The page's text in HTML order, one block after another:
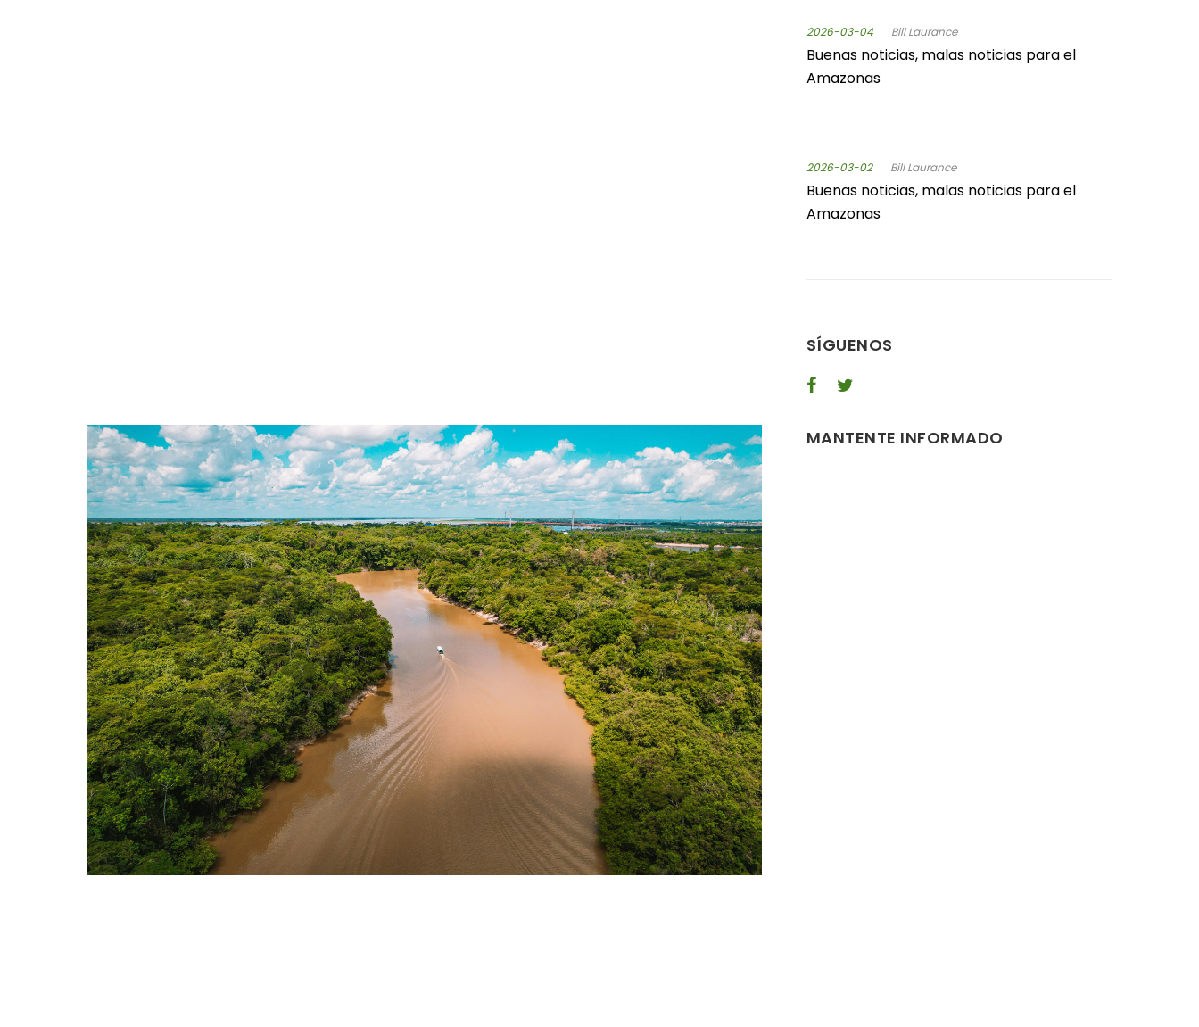
2026-03-04 Bill Laurance
Buenas noticias, malas noticias para el
Amazonas
2026-03-02 Bill Laurance
Buenas noticias, malas noticias para el
Amazonas
SÍGUENOS
MANTENTE INFORMADO